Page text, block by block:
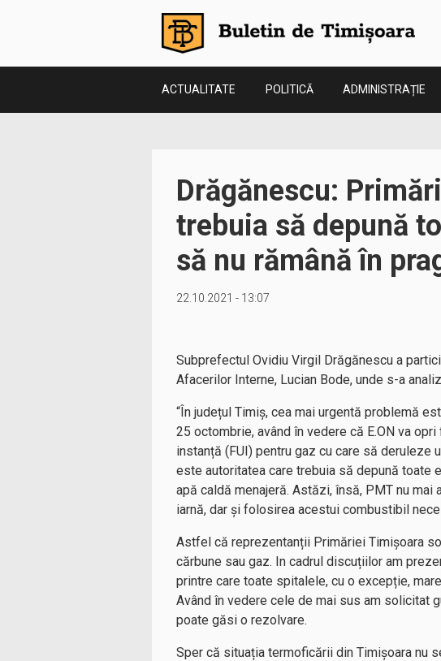
ACTUALITATE POLITICĂ ADMINISTRAȚIE
Drăgănescu:
trebuia să depună
să nu rămână în
22.10.2021 - 13:07
Subprefectul Ovidiu Virgil Drăgănescu a
Afacerilor Interne, Lucian Bode, unde s-a
“În județul Timiș, cea mai urgentă problemă
25 octombrie, având în vedere că E.ON va
instanță (FUI) pentru gaz cu care să deruleze
este autoritatea care trebuia să depună toate
apă caldă menajeră. Astăzi, însă, PMT nu
iarnă, dar și folosirea acestui combustibil
Astfel că reprezentanții Primăriei Timișoara
cărbune sau gaz. In cadrul discuțiilor am
printre care toate spitalele, cu o excepție,
Având în vedere cele de mai sus am solicitat
poate găsi o rezolvare.
Sper că situația termoficării din Timișoara nu